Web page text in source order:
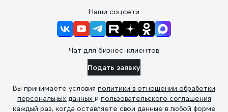
Наши соцсети
Чат для бизнес-клиентов
Подать заявку
Вы принимаете условия политики в отношении обработки
персональных данных и пользовательского соглашения
каждый раз, когда оставляете свои данные в любой форме